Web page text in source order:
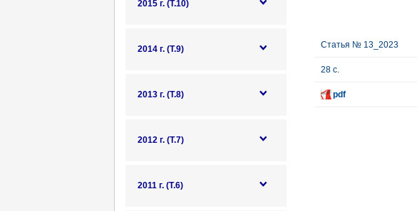
2015 г. (Т.10)
2014 г. (Т.9)
2013 г. (Т.8)
2012 г. (Т.7)
2011 г. (Т.6)
Статья № 13_2023
28 с.
pdf